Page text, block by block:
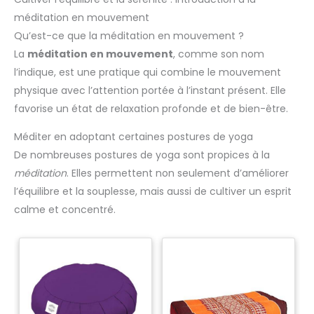
puis portez-le
progressivement pendant 2
les sangles pour tirer les
épaules plus en arrière
jusqu'à ce qu'elles soient à
plat contre le mur. Avec le
temps, grâce à la mémoire
musculaire, votre corps
conservera la bonne posture
sans le correcteur. Portez-le
commencez à vous affaler. 🏆
PREMIÈRE TRADITION DU CLIENT
- Service après-vente de
haute qualité Chacun des
correcteurs de posture
supérieure du dos) a été
rigoureusement testé et
fabriqué avec amour, car nous
meilleur. Si vous avez des
contacter, notre service client
de haute qualité vous
permettra d'obtenir un service
satisfaisant. Y compris les
retours, échanges ou
réglable garantit un ajustement parfait pour toutes les
morphologies, ce qui en fait un excellent outil pour prévenir
méditation en mouvement
Qu’est-ce que la méditation en mouvement ?
La méditation en mouvement, comme son nom
l’indique, est une pratique qui combine le mouvement
physique avec l’attention portée à l’instant présent. Elle
favorise un état de relaxation profonde et de bien-être.
Méditer en adoptant certaines postures de yoga
De nombreuses postures de yoga sont propices à la
méditation. Elles permettent non seulement d’améliorer
l’équilibre et la souplesse, mais aussi de cultiver un esprit
calme et concentré.